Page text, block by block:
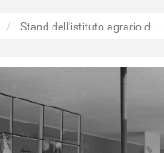
Stand dell'istituto agrario di ...